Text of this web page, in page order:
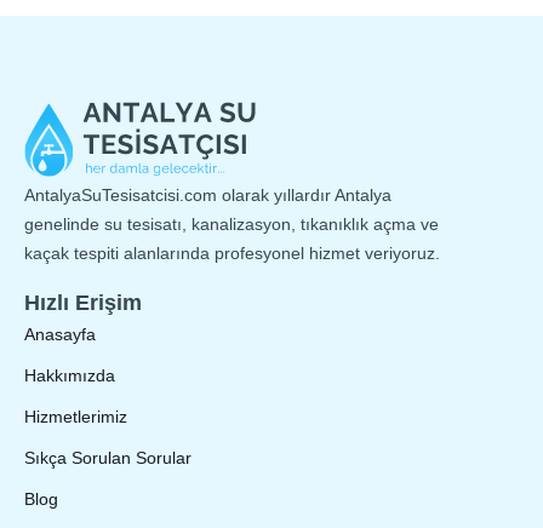
AntalyaSuTesisatcisi.com olarak yıllardır Antalya
genelinde su tesisatı, kanalizasyon, tıkanıklık açma ve
kaçak tespiti alanlarında profesyonel hizmet veriyoruz.
Hızlı Erişim
Anasayfa
Hakkımızda
Hizmetlerimiz
Sıkça Sorulan Sorular
Blog